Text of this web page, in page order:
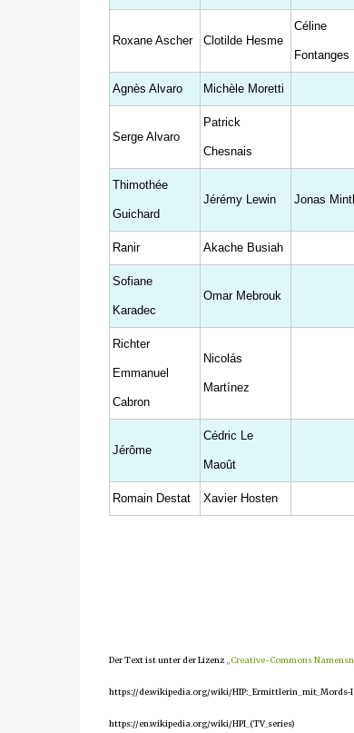
Roxane Ascher Clotilde Hesme
Céline
Fontanges
Agnès Alvaro Michèle Moretti
Serge Alvaro
Patrick
Chesnais
Thimothée
Guichard
Jérémy Lewin Jonas
Ranir Akache Busiah
Sofiane
Karadec
Omar Mebrouk
Richter
Emmanuel
Cabron
Nicolás
Martínez
Jérôme
Cédric Le
Maoût
Romain Destat Xavier Hosten
Der Text ist unter der Lizenz „Creative-Commons
https://de.wikipedia.org/wiki/HIP:_Ermittlerin_mit_Mords-
https://en.wikipedia.org/wiki/HPI_(TV_series)